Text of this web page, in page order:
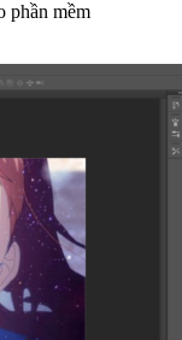
phần mềm